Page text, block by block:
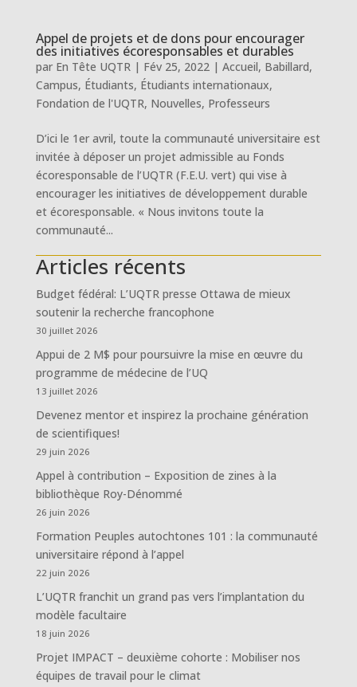
Appel de projets et de dons pour encourager
des initiatives écoresponsables et durables
par En Tête UQTR| Fév 25, 2022| Accueil, Babillard,
Campus, Étudiants, Étudiants internationaux,
Fondation de l'UQTR, Nouvelles, Professeurs
D’ici le 1er avril, toute la communauté universitaire est
invitée à déposer un projet admissible au Fonds
écoresponsable de l’UQTR (F.E.U. vert) qui vise à
encourager les initiatives de développement durable
et écoresponsable. « Nous invitons toute la
communauté...
Articles récents
Budget fédéral: L’UQTR presse Ottawa de mieux
soutenir la recherche francophone
30 juillet 2026
Appui de 2 M$ pour poursuivre la mise en œuvre du
programme de médecine de l’UQ
13 juillet 2026
Devenez mentor et inspirez la prochaine génération
de scientifiques!
29 juin 2026
Appel à contribution – Exposition de zines à la
bibliothèque Roy-Dénommé
26 juin 2026
Formation Peuples autochtones 101 : la communauté
universitaire répond à l’appel
22 juin 2026
L’UQTR franchit un grand pas vers l’implantation du
modèle facultaire
18 juin 2026
Projet IMPACT – deuxième cohorte : Mobiliser nos
équipes de travail pour le climat